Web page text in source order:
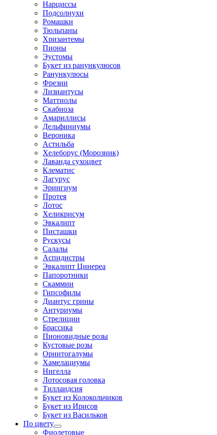
Нарциссы
Подсолнухи
Ромашки
Тюльпаны
Хризантемы
Пионы
Эустомы
Букет из ранункулюсов
Ранункулюсы
Фрезии
Лизиантусы
Маттиолы
Скабиоза
Амариллисы
Дельфиниумы
Вероника
Астильба
Хелеборус (Морозник)
Лаванда сухоцвет
Клематис
Лагурус
Эрингиум
Протея
Лотос
Хеликрисум
Эвкалипт
Писташки
Рускусы
Салалы
Аспидистры
Эвкалипт Цинереа
Папоротники
Скаммии
Гипсофилы
Диантус грины
Антуриумы
Стрелиции
Брассика
Пионовидные розы
Кустовые розы
Орнитогалумы
Хамелациумы
Нигелла
Лотосовая головка
Тилландсия
Букет из Колокольчиков
Букет из Ирисов
Букет из Васильков
По цвету
Фиолетовые